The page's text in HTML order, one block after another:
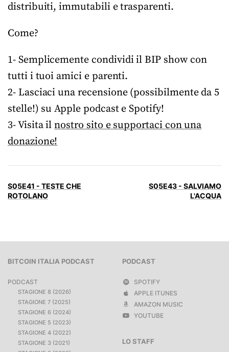
distribuiti, immutabili e trasparenti.
Come?
1- Semplicemente condividi il BIP show con
tutti i tuoi amici e parenti.
2- Lasciaci una recensione (possibilmente da 5
stelle!) su Apple podcast e Spotify!
3- Visita ilnostro sito e supportaci con una
donazione!
S05E41 - TESTE CHE
ROTOLANO
S05E43 - SALVIAMO
L'ACQUA
BITCOIN ITALIA PODCAST
PODCAST
STAGIONE 8 (2026)
STAGIONE 7 (2025)
STAGIONE 6 (2024)
STAGIONE 5 (2023)
STAGIONE 4 (2022)
STAGIONE 3 (2021)
PODCAST
SPOTIFY
APPLE ITUNES
AMAZON MUSIC
YOUTUBE
LO STAFF